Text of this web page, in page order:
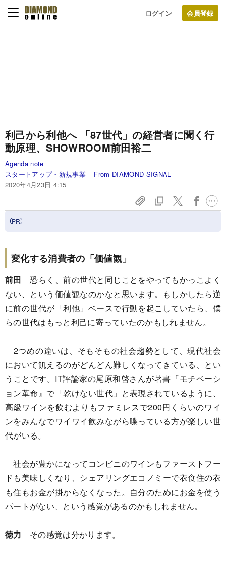
ログイン
利己から利他へ 「87世代」の経営者に聞く行
動原理、SHOWROOM前田裕二
Agenda note
スタートアップ・新規事業
From DIAMOND SIGNAL
2020年4月23日 4:15
変化する消費者の「価値観」
前田 恐らく、前の世代と同じことをやってもかっこよく
ない、という価値観なのかなと思います。もしかしたら逆
に前の世代が「利他」ベースで行動を起こしていたら、僕
らの世代はもっと利己に寄っていたのかもしれません。
2つめの違いは、そもそもの社会趨勢として、現代社会
において飢えるのがどんどん難しくなってきている、とい
うことです。IT評論家の尾原和啓さんが著書『モチベーシ
ョン革命』で「乾けない世代」と表現されているように、
高級ワインを飲むよりもファミレスで200円くらいのワイ
ンをみんなでワイワイ飲みながら喋っている方が楽しい世
代がいる。
社会が豊かになってコンビニのワインもファーストフー
ドも美味しくなり、シェアリングエコノミーで衣食住の衣
も住もお金が掛からなくなった。自分のためにお金を使う
パートがない、という感覚があるのかもしれません。
徳力 その感覚は分かります。